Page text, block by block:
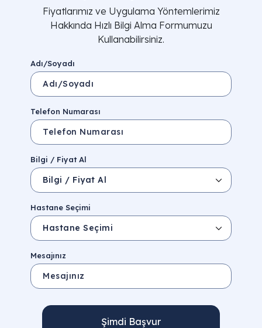
Fiyatlarımız ve Uygulama Yöntemlerimiz
Hakkında Hızlı Bilgi Alma Formumuzu
Kullanabilirsiniz.
Adı/Soyadı
Telefon Numarası
Bilgi / Fiyat Al
Hastane Seçimi
Mesajınız
Şimdi Başvur